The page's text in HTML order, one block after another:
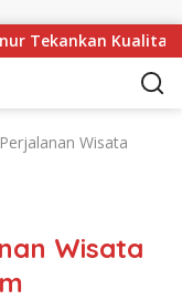
Kualitas
Wisata
Wisata